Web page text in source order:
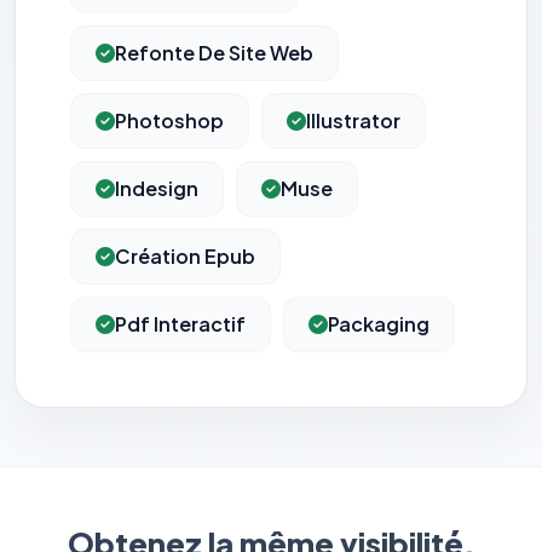
Refonte De Site Web
Photoshop Illustrator
Indesign Muse
Création Epub
Pdf Interactif Packaging
Obtenez la même visibilité.